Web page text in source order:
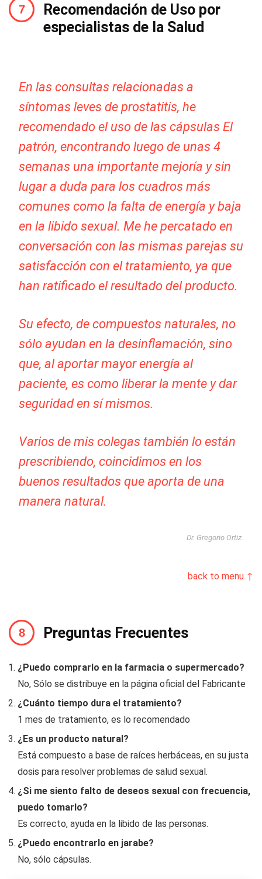
Recomendación de Uso por
especialistas de la Salud
En las consultas relacionadas a
síntomas leves de prostatitis, he
recomendado el uso de las cápsulas El
patrón, encontrando luego de unas 4
semanas una importante mejoría y sin
lugar a duda para los cuadros más
comunes como la falta de energía y baja
en la libido sexual. Me he percatado en
conversación con las mismas parejas su
satisfacción con el tratamiento, ya que
han ratificado el resultado del producto.
Su efecto, de compuestos naturales, no
sólo ayudan en la desinflamación, sino
que, al aportar mayor energía al
paciente, es como liberar la mente y dar
seguridad en sí mismos.
Varios de mis colegas también lo están
prescribiendo, coincidimos en los
buenos resultados que aporta de una
manera natural.
Dr. Gregorio Ortiz.
back to menu ↑
Preguntas Frecuentes
¿Puedo comprarlo en la farmacia o supermercado?
No, Sólo se distribuye en la página oficial del Fabricante
¿Cuánto tiempo dura el tratamiento?
1 mes de tratamiento, es lo recomendado
¿Es un producto natural?
Está compuesto a base de raíces herbáceas, en su justa
dosis para resolver problemas de salud sexual.
¿Si me siento falto de deseos sexual con frecuencia,
puedo tomarlo?
Es correcto, ayuda en la libido de las personas.
¿Puedo encontrarlo en jarabe?
No, sólo cápsulas.